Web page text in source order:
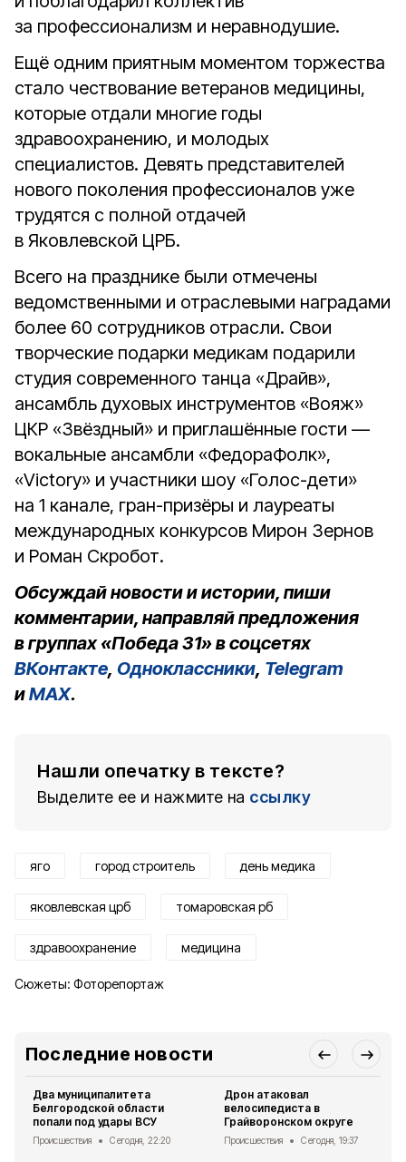
за профессионализм и неравнодушие.
Ещё одним приятным моментом торжества
стало чествование ветеранов медицины,
которые отдали многие годы
здравоохранению, и молодых
специалистов. Девять представителей
нового поколения профессионалов уже
трудятся с полной отдачей
в Яковлевской ЦРБ.
Всего на празднике были отмечены
ведомственными и отраслевыми наградами
более 60 сотрудников отрасли. Свои
творческие подарки медикам подарили
студия современного танца «Драйв»,
ансамбль духовых инструментов «Вояж»
ЦКР «Звёздный» и приглашённые гости —
вокальные ансамбли «ФедораФолк»,
«Victory» и участники шоу «Голос-дети»
на 1 канале, гран-призёры и лауреаты
международных конкурсов Мирон Зернов
и Роман Скробот.
Обсуждай новости и истории, пиши
комментарии, направляй предложения
в группах «Победа 31» в соцсетях
ВКонтакте, Одноклассники, Telegram
иMAX.
Нашли опечатку в тексте?
Выделите ее и нажмите на ссылку
яго город строитель день медика
яковлевская црб томаровская рб
здравоохранение медицина
Сюжеты: Фоторепортаж
Последние новости
Два муниципалитета
Белгородской области
попали под удары ВСУ
Происшествия Сегодня, 22:20
Дрон атаковал
велосипедиста в
Грайворонском округе
Происшествия Сегодня, 19:37